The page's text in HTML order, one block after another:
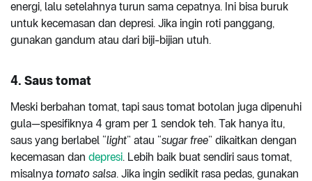
energi, lalu setelahnya turun sama cepatnya. Ini bisa buruk
untuk kecemasan dan depresi. Jika ingin roti panggang,
gunakan gandum atau dari biji-bijian utuh.
4. Saus tomat
Meski berbahan tomat, tapi saus tomat botolan juga dipenuhi
gula—spesifiknya 4 gram per 1 sendok teh. Tak hanya itu,
saus yang berlabel “light” atau “sugar free” dikaitkan dengan
kecemasan dan depresi. Lebih baik buat sendiri saus tomat,
misalnya tomato salsa. Jika ingin sedikit rasa pedas, gunakan